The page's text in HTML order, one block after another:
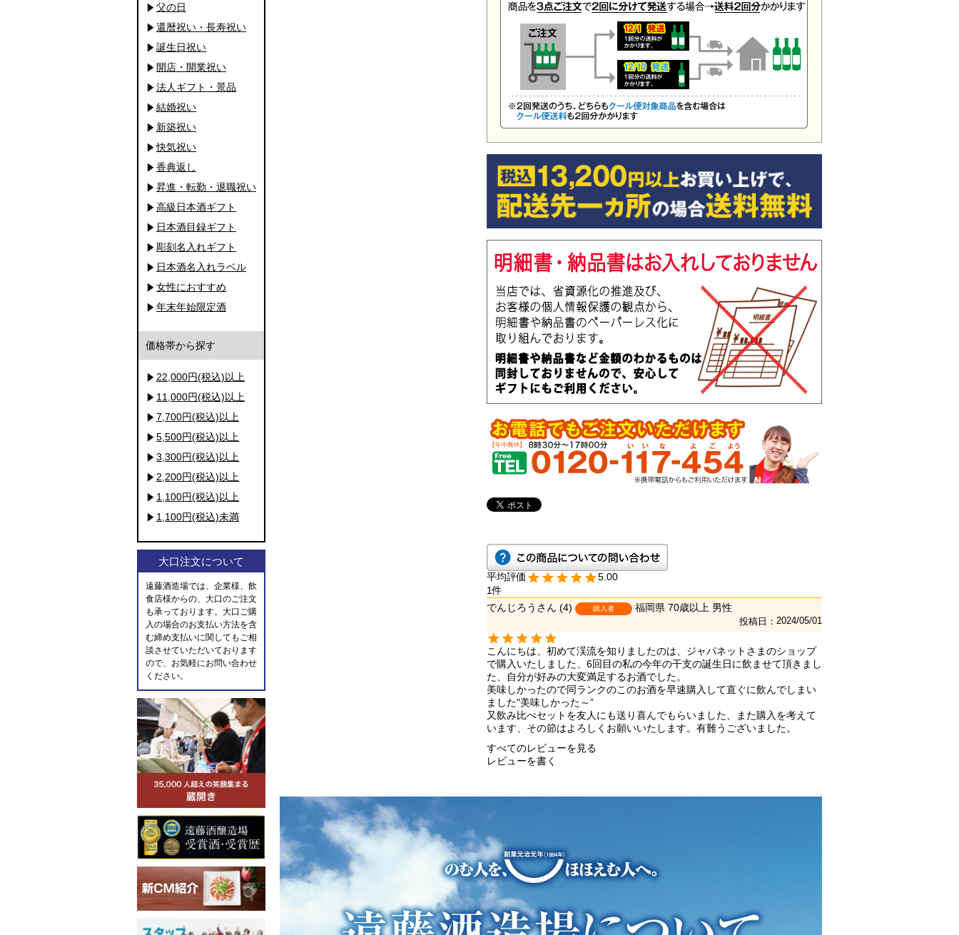
父の日
還暦祝い・長寿祝い
誕生日祝い
開店・開業祝い
法人ギフト・景品
結婚祝い
新築祝い
快気祝い
香典返し
昇進・転勤・退職祝い
高級日本酒ギフト
日本酒目録ギフト
彫刻名入れギフト
日本酒名入れラベル
女性におすすめ
年末年始限定酒
価格帯から探す
22,000円(税込)以上
11,000円(税込)以上
7,700円(税込)以上
5,500円(税込)以上
3,300円(税込)以上
2,200円(税込)以上
1,100円(税込)以上
1,100円(税込)未満
大口注文について
遠藤酒造場では、企業様、飲
食店様からの、大口のご注文
も承っております。大口ご購
入の場合のお支払い方法を含
む締め支払いに関してもご相
談させていただいております
ので、お気軽にお問い合わせ
ください。
5.00
1
でんじろう
4 購入者 福岡県 70歳以上 男性
投稿日 2024/05/01
こんにちは、初めて渓流を知りましたのは、ジャパネットさまのショップ
で購入いたしました、6回目の私の今年の干支の誕生日に飲ませて頂きまし
た、自分が好みの大変満足するお酒でした。
美味しかったので同ランクのこのお酒を早速購入して直ぐに飲んでしまい
ました"美味しかった～”
又飲み比べセットを友人にも送り喜んでもらいました、また購入を考えて
すべてのレビューを見る
レビューを書く